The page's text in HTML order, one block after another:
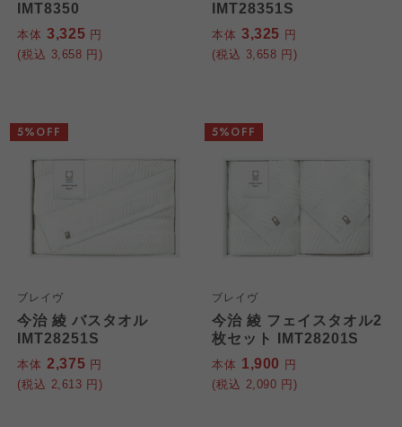
IMT8350
本体 3,325 円
(税込 3,658 円)
IMT28351S
本体 3,325 円
(税込 3,658 円)
ブレイヴ
今治 綾 バスタオル
IMT28251S
本体 2,375 円
(税込 2,613 円)
5%OFF
ブレイヴ
今治 綾 フェイスタオル2
枚セット IMT28201S
本体 1,900 円
(税込 2,090 円)
5%OFF